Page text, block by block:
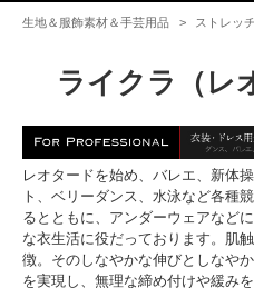
生地＆服飾素材＆手芸用品 > ストレッ
ライクラ（レ
レオタードを始め、バレエ、新体
ト、ベリーダンス、水泳など各種
るとともに、アンダーウェアなど
な衣生活に役だっております。肌
徴。そのしなやかな伸びとしなや
を実現し、無理な締め付けや緩み